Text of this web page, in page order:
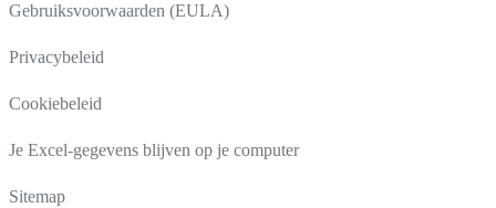
Gebruiksvoorwaarden (EULA)
Privacybeleid
Cookiebeleid
Je Excel-gegevens blijven op je computer
Sitemap